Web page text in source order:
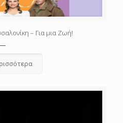
– Για μια Ζωή!